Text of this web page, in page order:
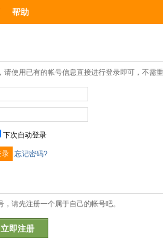
帮助
请使用已有的帐号信息直接进行登录即可，不需
下次自动登录
忘记密码?
请先注册一个属于自己的帐号吧。
立即注册